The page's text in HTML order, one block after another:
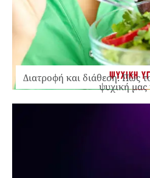
ΨΥΧΙΚΗ
Διατροφή και διάθεση: Πώς
ψυχική μας